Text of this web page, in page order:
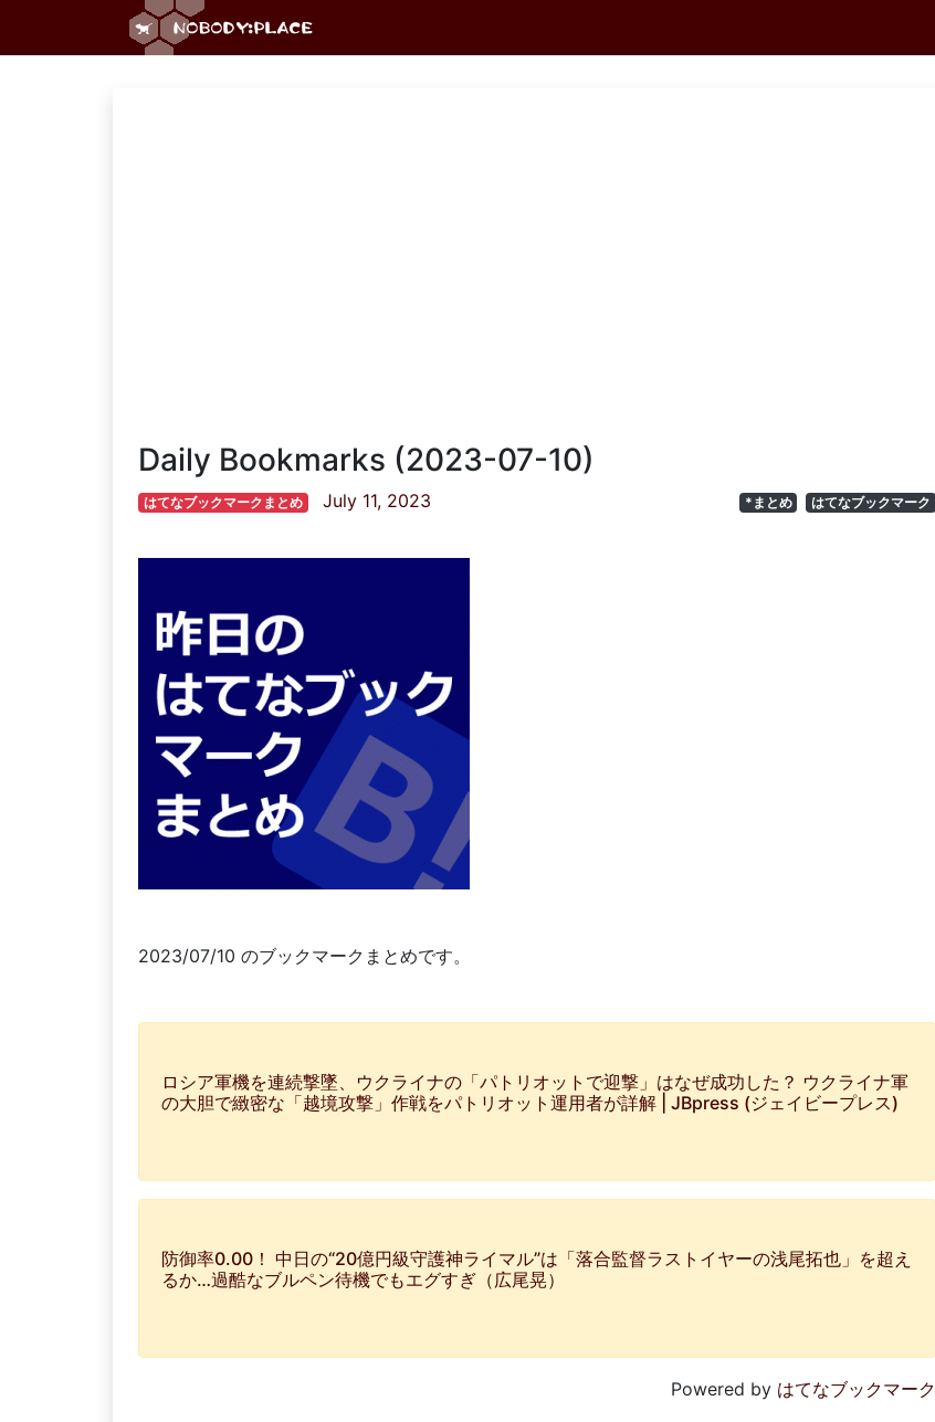
Daily Bookmarks (2023-07-10)
はてなブックマークまとめ July 11, 2023 *まとめ はてなブックマーク
2023/07/10 のブックマークまとめです。
ロシア軍機を連続撃墜、ウクライナの「パトリオットで迎撃」はなぜ成功した？ ウクライナ軍
の大胆で緻密な「越境攻撃」作戦をパトリオット運用者が詳解 | JBpress (ジェイビープレス)
防御率0.00！ 中日の“20億円級守護神ライマル”は「落合監督ラストイヤーの浅尾拓也」を超え
るか…過酷なブルペン待機でもエグすぎ（広尾晃）
Powered by はてなブックマーク